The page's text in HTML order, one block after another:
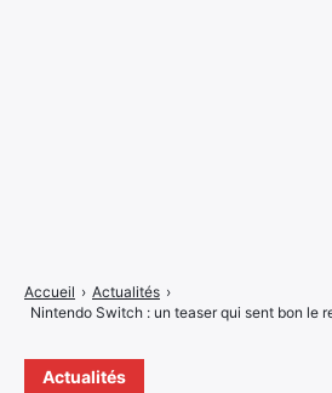
Actualités
Accueil › Actualités ›
Nintendo Switch : un teaser qui sent bon le